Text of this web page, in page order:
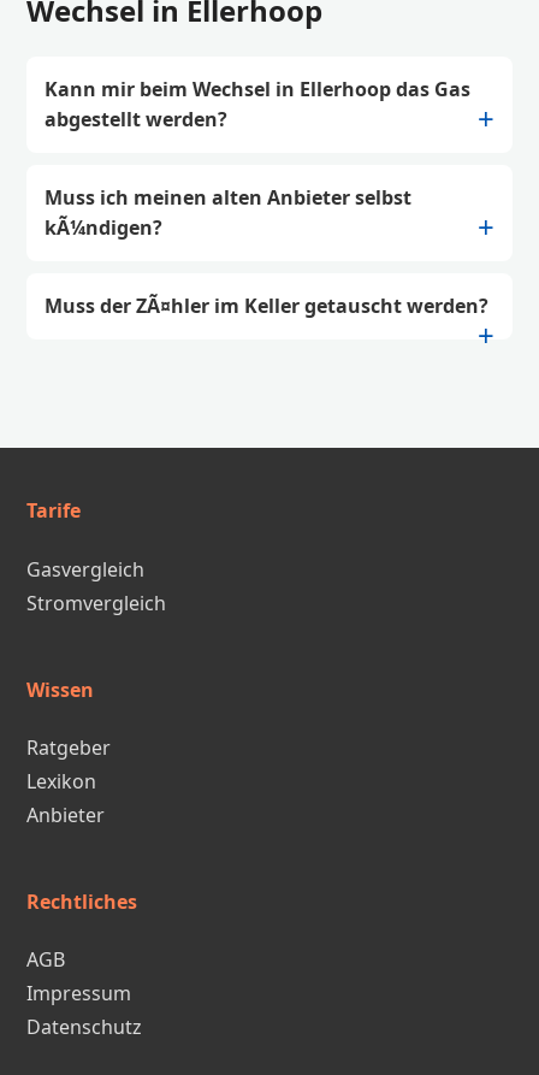
Wechsel in Ellerhoop
Kann mir beim Wechsel in Ellerhoop das Gas
abgestellt werden?
Muss ich meinen alten Anbieter selbst
kÃ¼ndigen?
Muss der ZÃ¤hler im Keller getauscht werden?
Tarife
Gasvergleich
Stromvergleich
Wissen
Ratgeber
Lexikon
Anbieter
Rechtliches
AGB
Impressum
Datenschutz